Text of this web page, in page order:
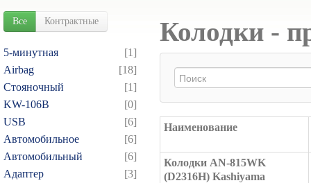
Все Контрактные
5-минутная
[1]
Airbag
[18]
Cтояночный
[1]
KW-106B
[0]
USB
[6]
Автомобильное
[6]
Автомобильный
[6]
Адаптер
[3]
Колодки -
Наименование
Колодки AN-815WK
(D2316H) Kashiyama